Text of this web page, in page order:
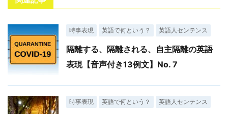
時事表現 英語で何という？ 英語人センテンス
隔離する、隔離される、自主隔離の英語
表現【音声付き13例文】No. 7
時事表現 英語で何という？ 英語人センテンス